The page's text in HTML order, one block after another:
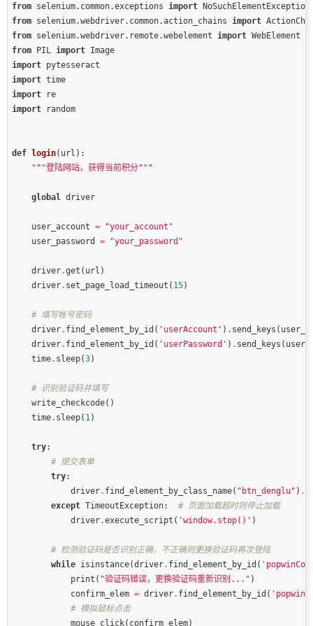
from selenium.common.exceptions import
from selenium.webdriver.common.action_chains import
from selenium.webdriver.remote.webelement import
from PIL import
import
import
import
import
def login(url) :
"""登陆网站，获得当前积分"""
global
    user_account
=
"your_account"
    user_password
= "your_password"
    driver
.
    driver
. set_page_load_timeout( 15
# 填写帐号密码
    driver
. find_element_by_id( 'userAccount' ) .
    driver
. find_element_by_id( 'userPassword' ) .
    time
. sleep(3
# 识别验证码并填写
    time
. sleep( 1
try
# 提交表单
try
            driver
. find_element_by_class_name( "btn_denglu" ) .
except TimeoutException: # 页面加载超时则停止加载
            driver
.execute_script( 'window.stop()'
# 检测验证码是否识别正确，不正确则更换验证码再次登陆
while isinstance(driver. find_element_by_id(
            print(
"验证码错误，更换验证码重新识别..."
            confirm_elem
= driver. find_element_by_id(
# 模拟鼠标点击